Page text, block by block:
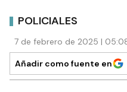
POLICIALES
7 de febrero de 2025 |
Añadir como fuente en